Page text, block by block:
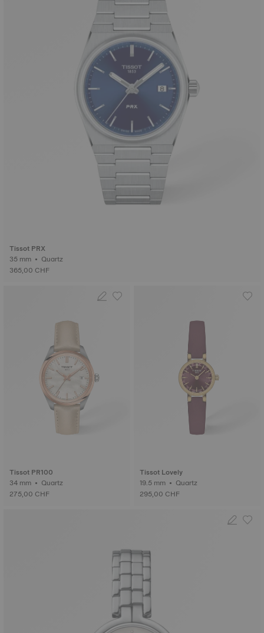
Tissot PRX
35 mm • Quartz
365,00 CHF
Tissot PR100
34 mm • Quartz
275,00 CHF
Tissot Lovely
19.5 mm • Quartz
295,00 CHF